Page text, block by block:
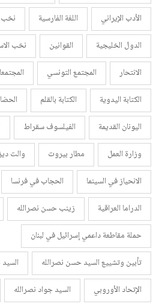
الأدب الإيراني
اللغة الفارسية نخب
الدول الخليجية
القوانين نخب
الانتحار
المجتمع التونسي
الكتابة اليدوية
الكتابة بالقلم
اليونان القديمة
الفيلسوف سقراط
وزارة العمل
مطار بيروت والت
الانحياز في السينما
الحجاب في فرنسا
الدراما العراقية
زينب حسن نصرالله
حملة مقاطعة داعمي إسرائيل في لبنان
تأبين وتشييع السيد حسن نصرالله
الإتحاد الأوروبي
السيد جواد نصرالله